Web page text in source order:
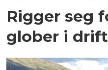
Rigger seg
glober i drift